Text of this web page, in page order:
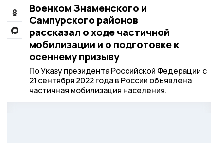
Военком Знаменского и
Сампурского районов
рассказал о ходе частичной
мобилизации и о подготовке к
осеннему призыву
По Указу президента Российской Федерации с
21 сентября 2022 года в России объявлена
частичная мобилизация населения.